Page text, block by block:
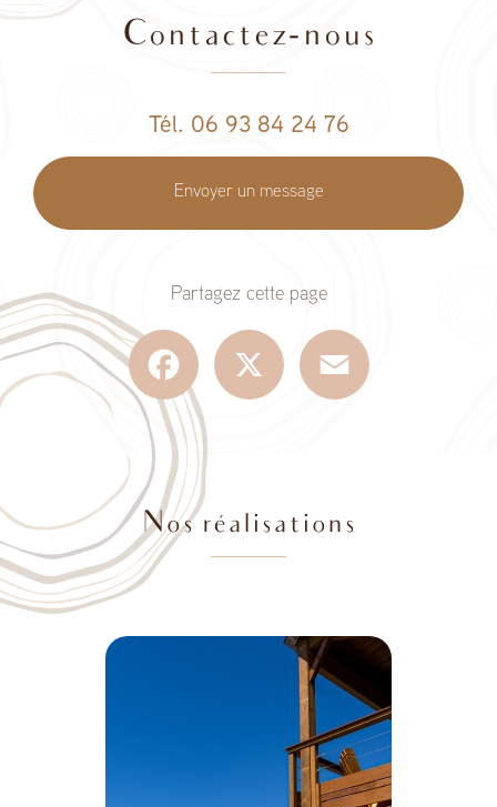
Contactez-nous
Tél. 06 93 84 24 76
Envoyer un message
Partagez cette page
Facebook
Nos réalisations